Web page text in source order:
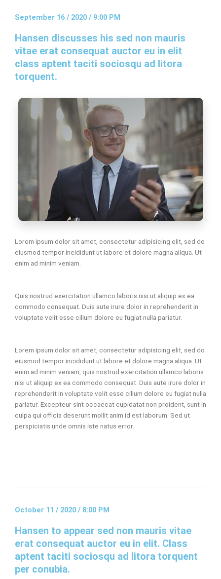
September 16 / 2020 / 9:00 PM
Hansen discusses his sed non mauris
vitae erat consequat auctor eu in elit
class aptent taciti sociosqu ad litora
torquent.
Lorem ipsum dolor sit amet, consectetur adipisicing elit, sed do
eiusmod tempor incididunt ut labore et dolore magna aliqua. Ut
enim ad minim veniam.
Quis nostrud exercitation ullamco laboris nisi ut aliquip ex ea
commodo consequat. Duis aute irure dolor in reprehenderit in
voluptate velit esse cillum dolore eu fugiat nulla pariatur.
Lorem ipsum dolor sit amet, consectetur adipisicing elit, sed do
eiusmod tempor incididunt ut labore et dolore magna aliqua. Ut
enim ad minim veniam, quis nostrud exercitation ullamco laboris
nisi ut aliquip ex ea commodo consequat. Duis aute irure dolor in
reprehenderit in voluptate velit esse cillum dolore eu fugiat nulla
pariatur. Excepteur sint occaecat cupidatat non proident, sunt in
culpa qui officia deserunt mollit anim id est laborum. Sed ut
perspiciatis unde omnis iste natus error.
October 11 / 2020 / 8:00 PM
Hansen to appear sed non mauris vitae
erat consequat auctor eu in elit. Class
aptent taciti sociosqu ad litora torquent
per conubia.